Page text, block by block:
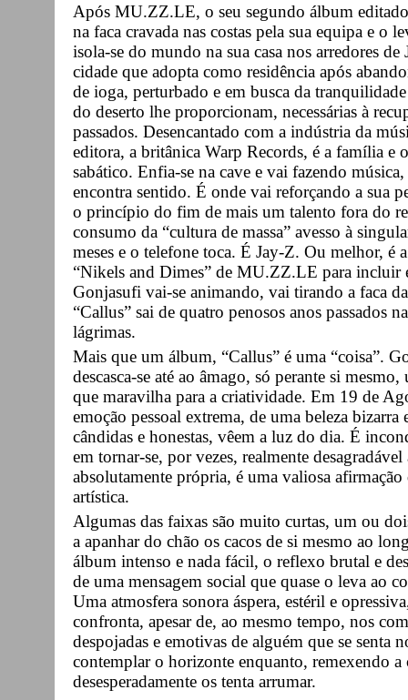
Após MU.ZZ.LE, o seu segundo álbum
na faca cravada nas costas pela sua equipa e o
isola-se do mundo na sua casa nos arredores
cidade que adopta como residência após
de ioga, perturbado e em busca da
do deserto lhe proporcionam, necessárias à
passados. Desencantado com a indústria da
editora, a britânica Warp Records, é a família e
sabático. Enfia-se na cave e vai fazendo
encontra sentido. É onde vai reforçando a sua
o princípio do fim de mais um talento fora do
consumo da “cultura de massa” avesso à
meses e o telefone toca. É Jay-Z. Ou melhor, é
“Nikels and Dimes” de MU.ZZ.LE para incluir
Gonjasufi vai-se animando, vai tirando a faca
“Callus” sai de quatro penosos anos passados
lágrimas.
Mais que um álbum, “Callus” é uma “coisa”.
descasca-se até ao âmago, só perante si
que maravilha para a criatividade. Em 19 de
emoção pessoal extrema, de uma beleza bizarra
cândidas e honestas, vêem a luz do dia. É
em tornar-se, por vezes, realmente
absolutamente própria, é uma valiosa
artística.
Algumas das faixas são muito curtas, um ou
a apanhar do chão os cacos de si mesmo ao
álbum intenso e nada fácil, o reflexo brutal e
de uma mensagem social que quase o leva ao
Uma atmosfera sonora áspera, estéril e
confronta, apesar de, ao mesmo tempo, nos
despojadas e emotivas de alguém que se senta
contemplar o horizonte enquanto, remexendo a
desesperadamente os tenta arrumar.